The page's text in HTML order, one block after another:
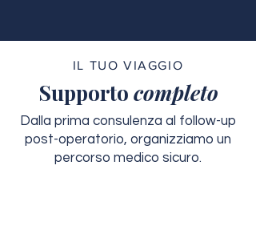
IL TUO VIAGGIO
Supporto completo
Dalla prima consulenza al follow-up
post-operatorio, organizziamo un
percorso medico sicuro.